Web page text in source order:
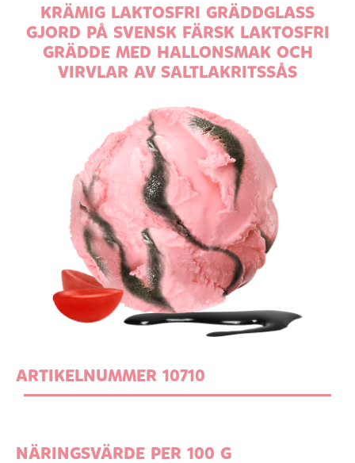
KRÄMIG LAKTOSFRI GRÄDDGLASS
GJORD PÅ SVENSK FÄRSK LAKTOSFRI
GRÄDDE MED HALLONSMAK OCH
VIRVLAR AV SALTLAKRITSSÅS
ARTIKELNUMMER 10710
NÄRINGSVÄRDE PER 100 G